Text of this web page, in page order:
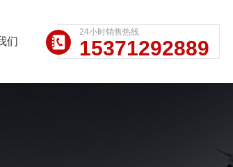
们
24小时销售热线
15371292889